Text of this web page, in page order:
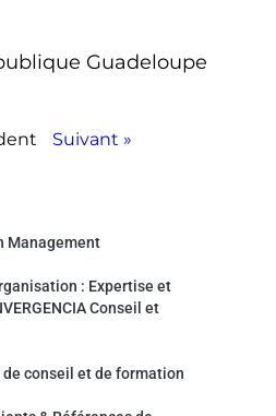
Guadeloupe
Suivant »
Management
: Expertise et
Conseil et
conseil et de formation